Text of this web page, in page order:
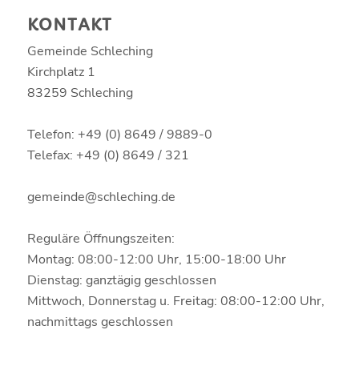
KONTAKT
Gemeinde Schleching
Kirchplatz 1
83259 Schleching
Telefon: +49 (0) 8649 / 9889-0
Telefax: +49 (0) 8649 / 321
gemeinde@schleching.de
Reguläre Öffnungszeiten:
Montag: 08:00-12:00 Uhr, 15:00-18:00 Uhr
Dienstag: ganztägig geschlossen
Mittwoch, Donnerstag u. Freitag: 08:00-12:00 Uhr,
nachmittags geschlossen